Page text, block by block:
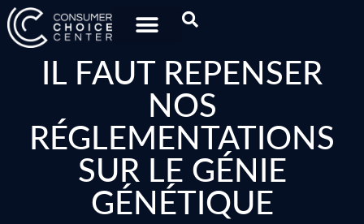
IL FAUT REPENSER
NOS
RÉGLEMENTATIONS
SUR LE GÉNIE
GÉNÉTIQUE